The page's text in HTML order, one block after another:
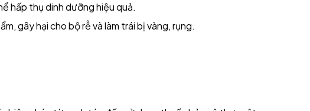
hấp thụ dinh dưỡng hiệu quả.
gây hại cho bộ rễ và làm trái bị vàng, rụng.